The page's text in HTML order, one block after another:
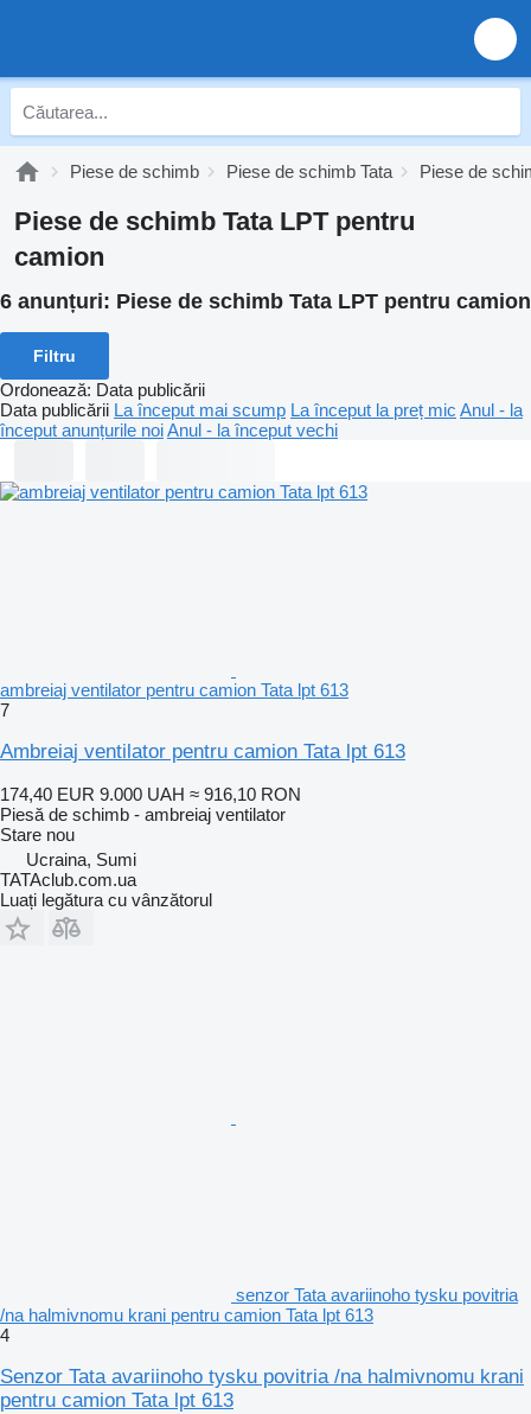
Piese de schimb Piese de schimb Tata Piese de
Piese de schimb Tata LPT pentru
camion
6 anunțuri: Piese de schimb Tata LPT pentru camion
Filtru
Ordonează: Data publicării
Data publicării La început mai scump La început la preț mic Anul - la
început anunțurile noiAnul - la început vechi
ambreiaj ventilator pentru camion Tata lpt 613
7
Ambreiaj ventilator pentru camion Tata lpt 613
174,40 EUR 9.000 UAH ≈ 916,10 RON
Piesă de schimb - ambreiaj ventilator
Stare nou
Ucraina, Sumi
TATAclub.com.ua
Luați legătura cu vânzătorul
senzor Tata avariinoho tysku povitria
/na halmivnomu krani pentru camion Tata lpt 613
4
Senzor Tata avariinoho tysku povitria /na halmivnomu krani
pentru camion Tata lpt 613